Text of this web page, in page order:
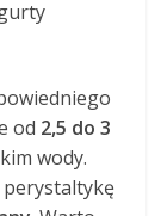
od 2,5 do 3
wody.